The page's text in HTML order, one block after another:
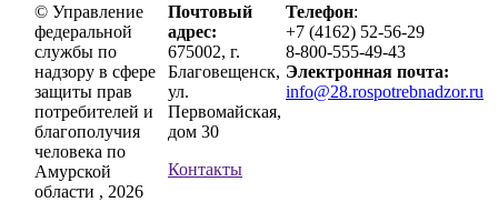
© Управление
федеральной
службы по
надзору в сфере
защиты прав
потребителей и
благополучия
человека по
Амурской
области , 2026
Почтовый
адрес:
675002, г.
Благовещенск,
ул.
Первомайская,
дом 30
Контакты
Телефон:
+7 (4162) 52-56-29
8-800-555-49-43
Электронная почта:
info@28.rospotrebnadzor.ru